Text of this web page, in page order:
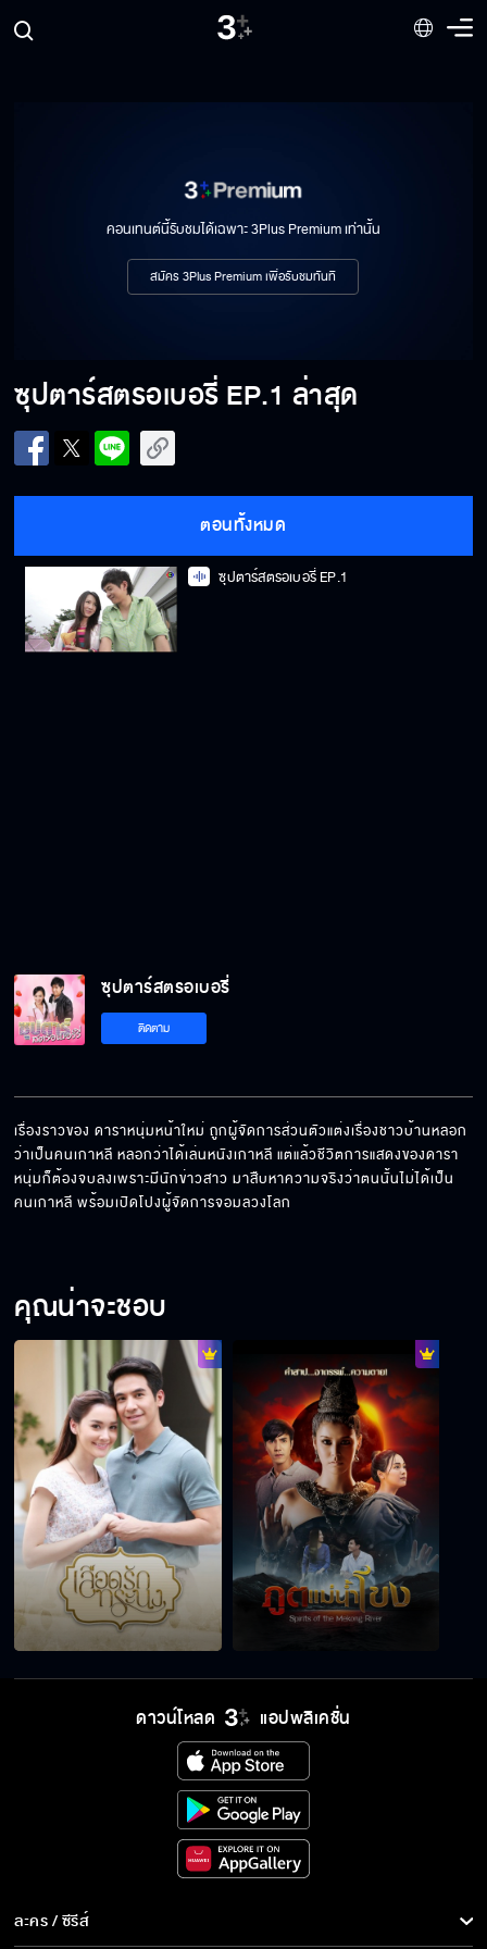
คอนเทนต์นี้รับชมได้เฉพาะ 3Plus Premium เท่านั้น
สมัคร 3Plus Premium เพื่อรับชมทันที
ซุปตาร์สตรอเบอรี่EP.1 ล่าสุด
ตอนทั้งหมด
ซุปตาร์สตรอเบอรี่ EP.1
ซุปตาร์สตรอเบอรี่
ติดตาม
เรื่องราวของ ดาราหนุ่มหน้าใหม่ ถูกผู้จัดการส่วนตัวแต่งเรื่องชาวบ้านหลอก
ว่าเป็นคนเกาหลี หลอกว่าได้เล่นหนังเกาหลี แต่แล้วชีวิตการแสดงของดารา
หนุ่มก็ต้องจบลงเพราะมีนักข่าวสาว มาสืบหาความจริงว่าตนนั้นไม่ได้เป็น
คนเกาหลี พร้อมเปิดโปงผู้จัดการจอมลวงโลก
คุณน่าจะชอบ
ดาวน์โหลด แอปพลิเคชั่น
ละคร / ซีรีส์